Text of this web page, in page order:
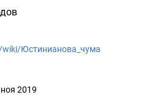
Юстинианова_чума
2019